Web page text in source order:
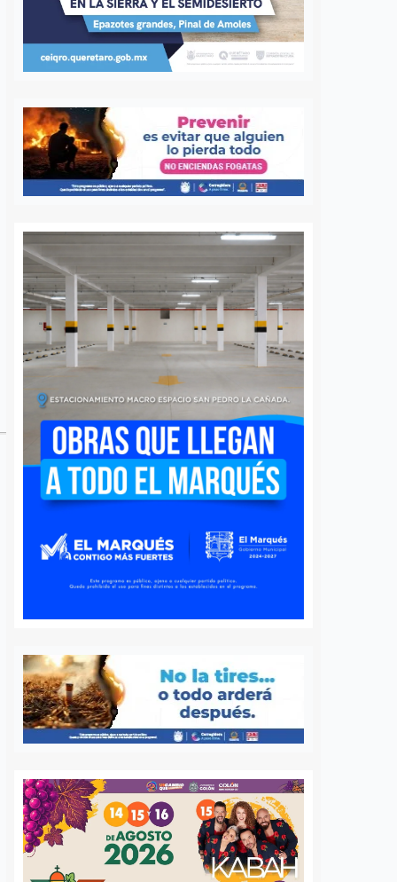
representará
en misión
en
Buscará Fiscalía de
Querétaro mantener en
prisión preventiva a
neurocirujano acusado
de agresión sexual